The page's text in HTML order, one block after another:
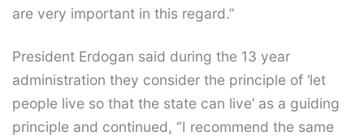
are very important in this regard.”
President Erdogan said during the 13 year
administration they consider the principle of ‘let
people live so that the state can live’ as a guiding
principle and continued, “I recommend the same